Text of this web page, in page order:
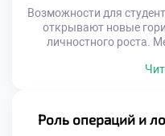
Возможности для
открывают новые
личностного роста.
логистического
Осознанный подход
Роль операций и